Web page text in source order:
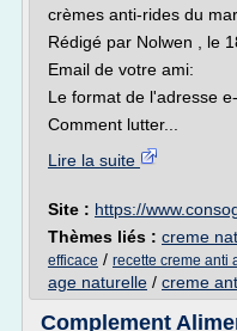
crèmes anti-rides du
Rédigé par Nolwen , le
Email de votre ami:
Le format de l'adresse
Comment lutter...
Lire la suite
Site : https://
Thèmes liés : creme
efficace / recette creme anti
age naturelle / creme
Complement